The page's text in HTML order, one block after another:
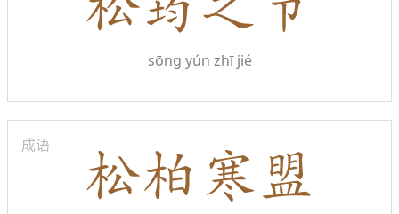
sōng yún zhī jié
成语